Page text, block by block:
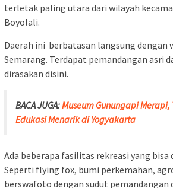
terletak paling utara dari wilayah
Boyolali.
Daerah ini berbatasan langsung dengan
Semarang. Terdapat pemandangan asri
dirasakan disini.
BACA JUGA:Museum Gunungapi
Edukasi Menarik di Yogyakarta
Ada beberapa fasilitas rekreasi yang
Seperti flying fox, bumi perkemahan,
berswafoto dengan sudut pemandangan